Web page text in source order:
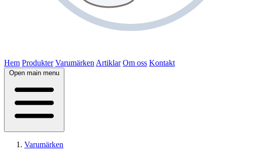
Hem Produkter Varumärken Artiklar Om oss Kontakt
Open main menu
Varumärken